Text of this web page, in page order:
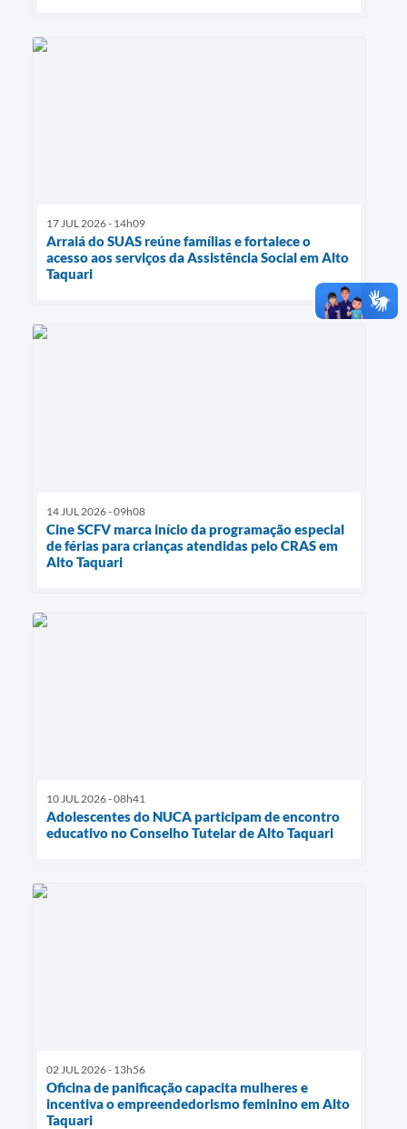
17 JUL 2026 - 14h09
Arraiá do SUAS reúne famílias e fortalece o
acesso aos serviços da Assistência Social em Alto
Taquari
14 JUL 2026 - 09h08
Cine SCFV marca início da programação especial
de férias para crianças atendidas pelo CRAS em
Alto Taquari
10 JUL 2026 - 08h41
Adolescentes do NUCA participam de encontro
educativo no Conselho Tutelar de Alto Taquari
02 JUL 2026 - 13h56
Oficina de panificação capacita mulheres e
incentiva o empreendedorismo feminino em Alto
Taquari